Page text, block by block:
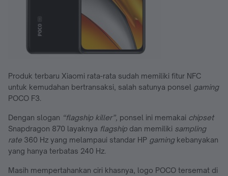
Produk terbaru Xiaomi rata-rata sudah memiliki fitur NFC
untuk kemudahan bertransaksi, salah satunya ponsel gaming
POCO F3.
Dengan slogan “flagship killer”, ponsel ini memakai chipset
Snapdragon 870 layaknya flagship dan memiliki sampling
rate 360 Hz yang melampaui standar HP gaming kebanyakan
yang hanya terbatas 240 Hz.
Masih mempertahankan ciri khasnya, logo POCO tersemat di